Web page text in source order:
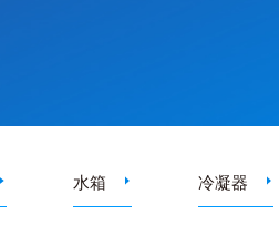
水箱 冷凝器